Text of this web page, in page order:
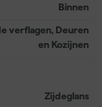
harde kunststoffen
werk je snel en
een complete
Binnen
verflagen, Deuren
en Kozijnen
Zijdeglans